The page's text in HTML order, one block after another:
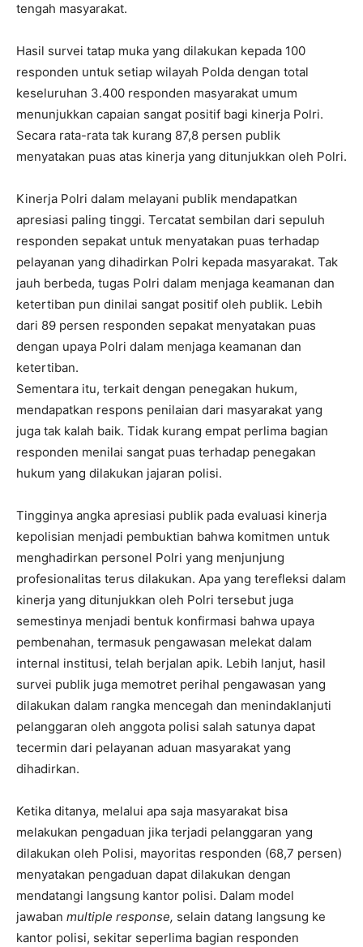
tengah masyarakat.
Hasil survei tatap muka yang dilakukan kepada 100
responden untuk setiap wilayah Polda dengan total
keseluruhan 3.400 responden masyarakat umum
menunjukkan capaian sangat positif bagi kinerja Polri.
Secara rata-rata tak kurang 87,8 persen publik
menyatakan puas atas kinerja yang ditunjukkan oleh Polri.
Kinerja Polri dalam melayani publik mendapatkan
apresiasi paling tinggi. Tercatat sembilan dari sepuluh
responden sepakat untuk menyatakan puas terhadap
pelayanan yang dihadirkan Polri kepada masyarakat. Tak
jauh berbeda, tugas Polri dalam menjaga keamanan dan
ketertiban pun dinilai sangat positif oleh publik. Lebih
dari 89 persen responden sepakat menyatakan puas
dengan upaya Polri dalam menjaga keamanan dan
ketertiban.
Sementara itu, terkait dengan penegakan hukum,
mendapatkan respons penilaian dari masyarakat yang
juga tak kalah baik. Tidak kurang empat perlima bagian
responden menilai sangat puas terhadap penegakan
hukum yang dilakukan jajaran polisi.
Tingginya angka apresiasi publik pada evaluasi kinerja
kepolisian menjadi pembuktian bahwa komitmen untuk
menghadirkan personel Polri yang menjunjung
profesionalitas terus dilakukan. Apa yang terefleksi dalam
kinerja yang ditunjukkan oleh Polri tersebut juga
semestinya menjadi bentuk konfirmasi bahwa upaya
pembenahan, termasuk pengawasan melekat dalam
internal institusi, telah berjalan apik. Lebih lanjut, hasil
survei publik juga memotret perihal pengawasan yang
dilakukan dalam rangka mencegah dan menindaklanjuti
pelanggaran oleh anggota polisi salah satunya dapat
tecermin dari pelayanan aduan masyarakat yang
dihadirkan.
Ketika ditanya, melalui apa saja masyarakat bisa
melakukan pengaduan jika terjadi pelanggaran yang
dilakukan oleh Polisi, mayoritas responden (68,7 persen)
menyatakan pengaduan dapat dilakukan dengan
mendatangi langsung kantor polisi. Dalam model
jawaban multiple response, selain datang langsung ke
kantor polisi, sekitar seperlima bagian responden